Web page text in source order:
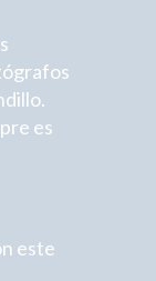
es
este